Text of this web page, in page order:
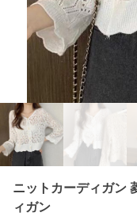
ニットカーディガン
ィガン